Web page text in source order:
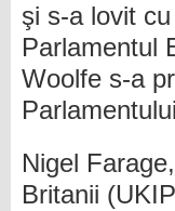
şi s-a lovit
Parlamentul
Woolfe s-a
Nigel
Britanii